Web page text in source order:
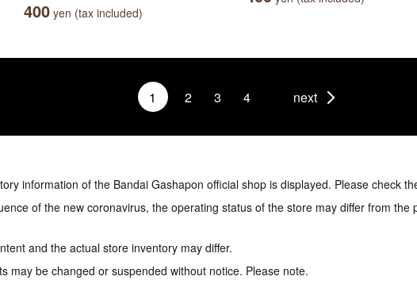
400 yen (tax included)
1 2 3 4 next
information of the Bandai Gashapon official shop is displayed. Please check
of the new coronavirus, the operating status of the store may differ from the
and the actual store inventory may differ.
may be changed or suspended without notice. Please note.